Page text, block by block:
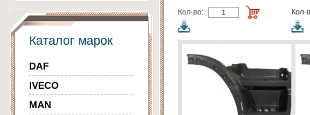
Каталог марок
DAF
IVECO
MAN
Кол-во: Кол-